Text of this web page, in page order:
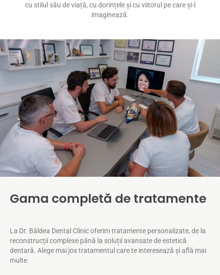
cu stilul său de viață, cu dorințele și cu viitorul pe care și-l
imaginează.
Gama completă de tratamente
La Dr. Bâldea Dental Clinic oferim tratamente personalizate, de la
reconstrucții complexe până la soluții avansate de estetică
dentară. Alege mai jos tratamentul care te interesează și află mai
multe.